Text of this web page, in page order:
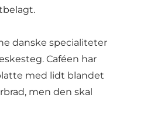
danske specialiteter
Caféen har
med lidt blandet
men den skal